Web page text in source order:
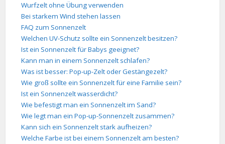
Wurfzelt ohne Übung verwenden
Bei starkem Wind stehen lassen
FAQ zum Sonnenzelt
Welchen UV-Schutz sollte ein Sonnenzelt besitzen?
Ist ein Sonnenzelt für Babys geeignet?
Kann man in einem Sonnenzelt schlafen?
Was ist besser: Pop-up-Zelt oder Gestängezelt?
Wie groß sollte ein Sonnenzelt für eine Familie sein?
Ist ein Sonnenzelt wasserdicht?
Wie befestigt man ein Sonnenzelt im Sand?
Wie legt man ein Pop-up-Sonnenzelt zusammen?
Kann sich ein Sonnenzelt stark aufheizen?
Welche Farbe ist bei einem Sonnenzelt am besten?